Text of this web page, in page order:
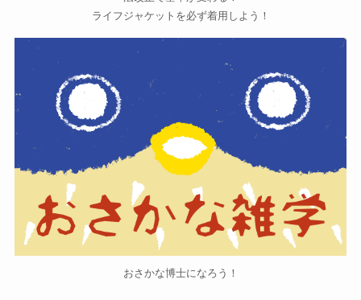
ライフジャケットを必ず着用しよう！
おさかな博士になろう！